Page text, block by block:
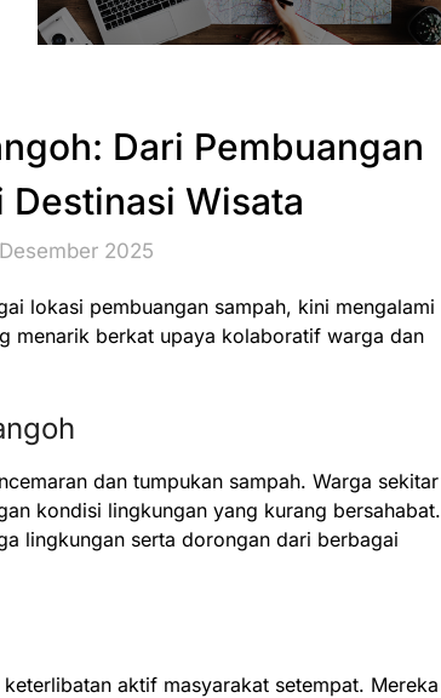
Dari Pembuangan
Destinasi Wisata
2025
lokasi pembuangan sampah, kini mengalami
menarik berkat upaya kolaboratif warga dan
dan tumpukan sampah. Warga sekitar
kondisi lingkungan yang kurang bersahabat.
lingkungan serta dorongan dari berbagai
aktif masyarakat setempat. Mereka